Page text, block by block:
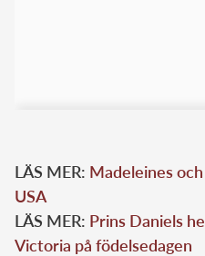
LÄS MER: Madeleines
USA
LÄS MER: Prins Daniels
Victoria på födelsedagen